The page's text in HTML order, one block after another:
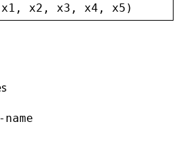
x1 , x2 , x3 , x4 , x5 )